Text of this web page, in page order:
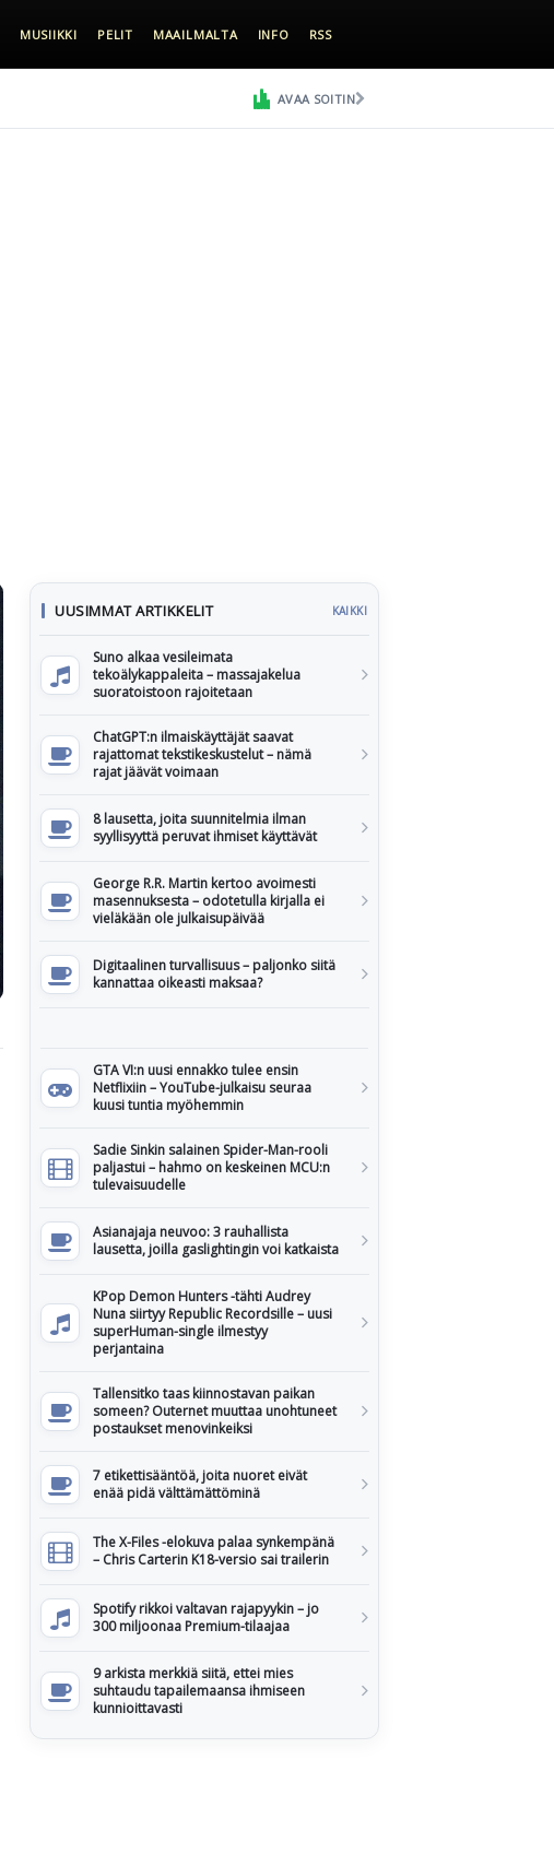
MUSIIKKI PELIT MAAILMALTA INFO RSS
AVAA SOITIN
UUSIMMAT ARTIKKELIT KAIKKI
Suno alkaa vesileimata
tekoälykappaleita – massajakelua
suoratoistoon rajoitetaan
ChatGPT:n ilmaiskäyttäjät saavat
rajattomat tekstikeskustelut – nämä
rajat jäävät voimaan
8 lausetta, joita suunnitelmia ilman
syyllisyyttä peruvat ihmiset käyttävät
George R.R. Martin kertoo avoimesti
masennuksesta – odotetulla kirjalla ei
vieläkään ole julkaisupäivää
Digitaalinen turvallisuus – paljonko siitä
kannattaa oikeasti maksaa?
GTA VI:n uusi ennakko tulee ensin
Netflixiin – YouTube-julkaisu seuraa
kuusi tuntia myöhemmin
Sadie Sinkin salainen Spider-Man-rooli
paljastui – hahmo on keskeinen MCU:n
tulevaisuudelle
Asianajaja neuvoo: 3 rauhallista
lausetta, joilla gaslightingin voi katkaista
KPop Demon Hunters -tähti Audrey
Nuna siirtyy Republic Recordsille – uusi
superHuman-single ilmestyy
perjantaina
Tallensitko taas kiinnostavan paikan
someen? Outernet muuttaa unohtuneet
postaukset menovinkeiksi
7 etikettisääntöä, joita nuoret eivät
enää pidä välttämättöminä
The X-Files -elokuva palaa synkempänä
– Chris Carterin K18-versio sai trailerin
Spotify rikkoi valtavan rajapyykin – jo
300 miljoonaa Premium-tilaajaa
9 arkista merkkiä siitä, ettei mies
suhtaudu tapailemaansa ihmiseen
kunnioittavasti